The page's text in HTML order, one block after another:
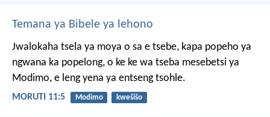
Temana ya Bibele ya lehono
Jwalokaha tsela ya moya o sa e tsebe, kapa popeho ya
ngwana ka popelong, o ke ke wa tseba mesebetsi ya
Modimo, e leng yena ya entseng tsohle.
MORUTI 11:5 Modimo kwešišo